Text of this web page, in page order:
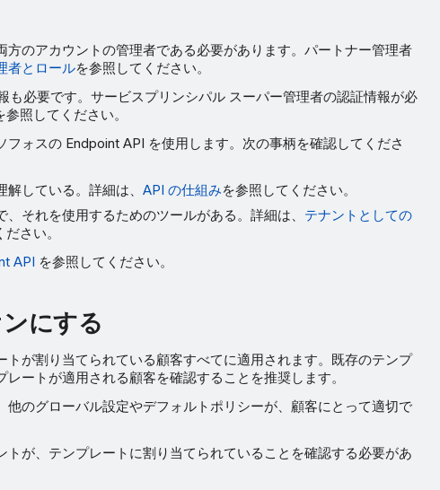
方のアカウントの管理者である必要があります。パートナー管理者
者とロールを参照してください。
も必要です。サービスプリンシパル スーパー管理者の認証情報が必
参照してください。
フォスの Endpoint API を使用します。次の事柄を確認してくださ
解している。詳細は、API の仕組みを参照してください。
それを使用するためのツールがある。詳細は、 テナントとしての
さい。
API を参照してください。
にする
トが割り当てられている顧客すべてに適用されます。既存のテンプ
ートが適用される顧客を確認することを推奨します。
他のグローバル設定やデフォルトポリシーが、顧客にとって適切で
トが、テンプレートに割り当てられていることを確認する必要があ